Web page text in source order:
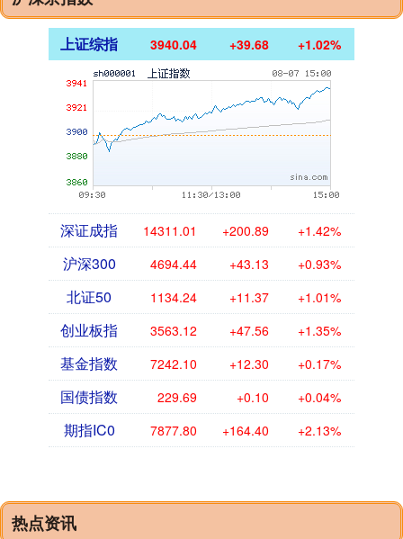
上证综指 3940.04 +39.68 +1.02%
深证成指 14311.01 +200.89 +1.42%
沪深300 4694.44 +43.13 +0.93%
北证50 1134.24 +11.37 +1.01%
创业板指 3563.12 +47.56 +1.35%
基金指数 7242.10 +12.30 +0.17%
国债指数 229.69 +0.10 +0.04%
期指IC0 7877.80 +164.40 +2.13%
热点资讯